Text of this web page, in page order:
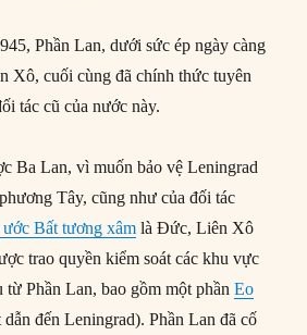
Phần Lan, dưới sức ép ngày càng
Xô, cuối cùng đã chính thức tuyên
tác cũ của nước này.
Ba Lan, vì muốn bảo vệ Leningrad
Tây, cũng như của đối tác
Bất tương xâm là Đức, Liên Xô
trao quyền kiểm soát các khu vực
từ Phần Lan, bao gồm một phầnEo
dẫn đến Leningrad). Phần Lan đã cố